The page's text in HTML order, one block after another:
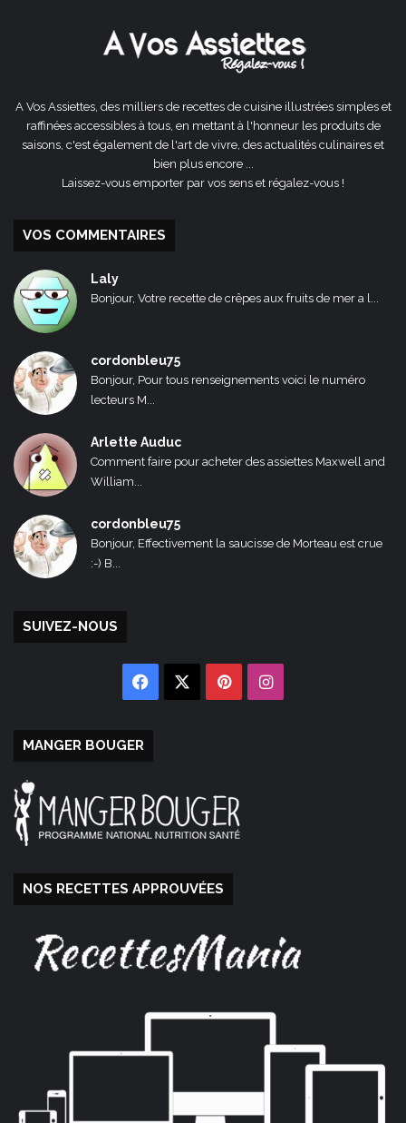
A Vos Assiettes, des milliers de recettes de cuisine illustrées simples et
raffinées accessibles à tous, en mettant à l'honneur les produits de
saisons, c'est également de l'art de vivre, des actualités culinaires et
bien plus encore ...
Laissez-vous emporter par vos sens et régalez-vous !
VOS COMMENTAIRES
Laly
Bonjour, Votre recette de crêpes aux fruits de mer a l...
cordonbleu75
Bonjour, Pour tous renseignements voici le numéro
lecteurs M...
Arlette Auduc
Comment faire pour acheter des assiettes Maxwell and
William...
cordonbleu75
Bonjour, Effectivement la saucisse de Morteau est crue
:-) B...
SUIVEZ-NOUS
Facebook PinterestInstagram
MANGER BOUGER
NOS RECETTES APPROUVÉES